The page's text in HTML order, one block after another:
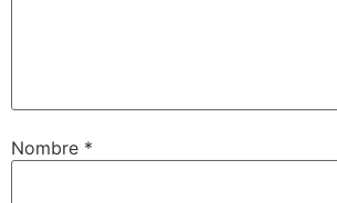
Nombre *